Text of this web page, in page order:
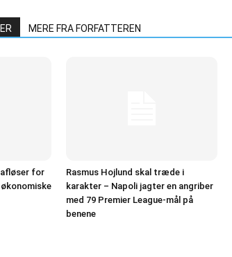
MERE FRA FORFATTEREN
for
Rasmus Hojlund skal træde i
karakter – Napoli jagter en angriber
med 79 Premier League-mål på
benene